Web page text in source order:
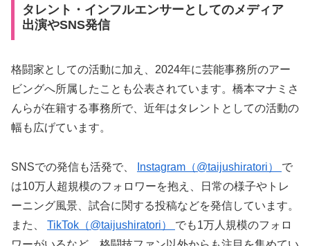
タレント・インフルエンサーとしてのメディア
出演やSNS発信
格闘家としての活動に加え、2024年に芸能事務所のアー
ビングへ所属したことも公表されています。 橋本マナミ さ
んらが在籍する事務所で、近年はタレントとしての活動の
幅も広げています。
SNSでの発信も活発で、 Instagram（@taijushiratori） で
は10万人超規模のフォロワーを抱え、日常の様子やトレ
ーニング風景、試合に関する投稿などを発信しています。
また、 TikTok（@taijushiratori） でも1万人規模のフォロ